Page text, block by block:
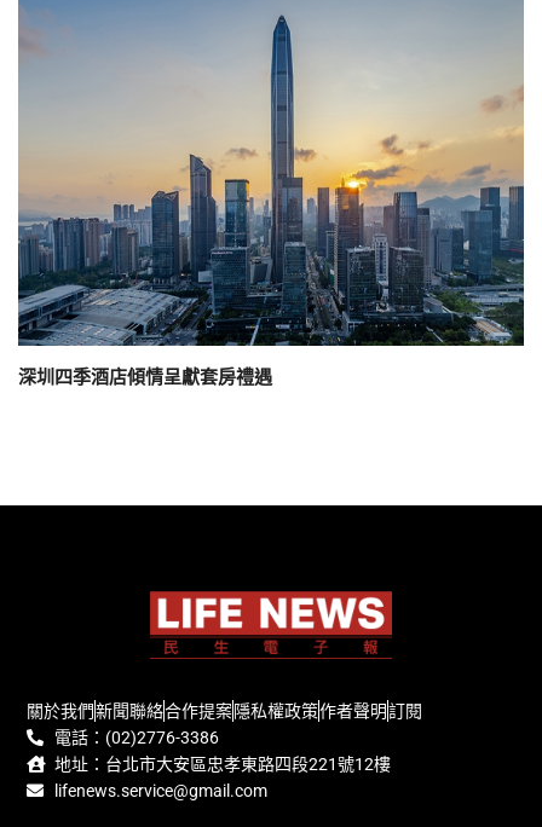
深圳四季酒店傾情呈獻套房禮遇
關於我們新聞聯絡合作提案隱私權政策作者聲明訂閱
電話：(02)2776-3386
地址：台北市大安區忠孝東路四段221號12樓
lifenews.service@gmail.com